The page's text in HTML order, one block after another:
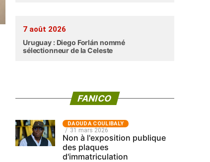
7 août 2026
Uruguay : Diego Forlán nommé
sélectionneur de la Celeste
FANICO
‎DAOUDA COULIBALY
31 mars 2026
Non à l'exposition publique
des plaques
d'immatriculation